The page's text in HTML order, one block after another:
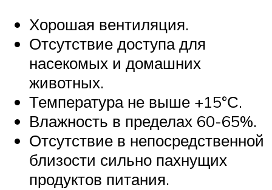
Хорошая вентиляция.
Отсутствие доступа для
насекомых и домашних
животных.
Температура не выше +15°С.
Влажность в пределах 60-65%.
Отсутствие в непосредственной
близости сильно пахнущих
продуктов питания.